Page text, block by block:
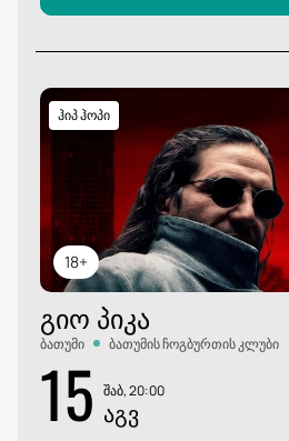
18+
ჰიპ ჰოპი
ᲒᲘᲝ ᲞᲘᲙᲐ
ბათუმი ბათუმის ჩოგბურთის კლუბი
15 შაბ, 20:00
ᲐᲒᲕ